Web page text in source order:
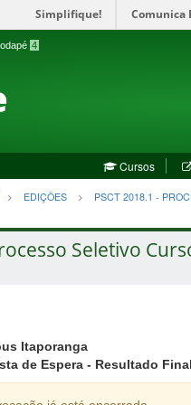
Simplifique! Comunica
4
Cursos
EDIÇÕES
PSCT 2018.1 -
Seletivo
Itaporanga
de Espera - Resultado Final